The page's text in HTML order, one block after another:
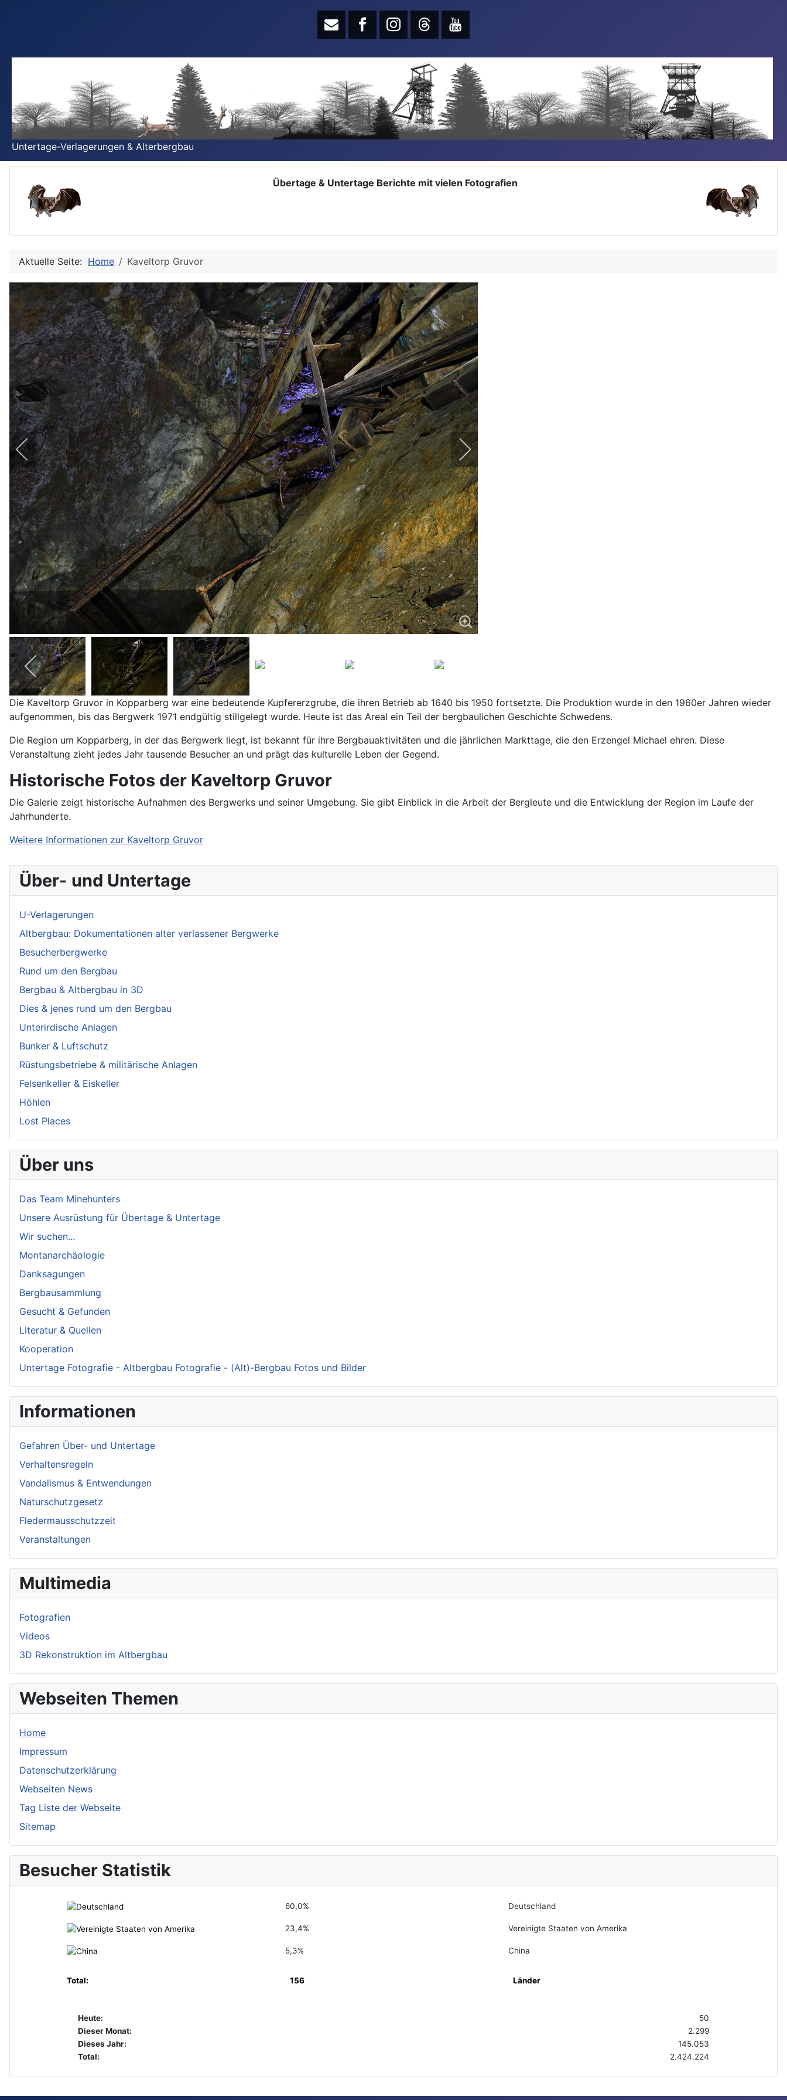
Untertage-Verlagerungen & Alterbergbau
Übertage & Untertage Berichte mit vielen Fotografien
Aktuelle Seite: Home Kaveltorp Gruvor
Die Kaveltorp Gruvor in Kopparberg war eine bedeutende Kupfererzgrube, die ihren Betrieb ab 1640 bis 1950 fortsetzte. Die Produktion wurde in den 1960er Jahren wieder
aufgenommen, bis das Bergwerk 1971 endgültig stillgelegt wurde. Heute ist das Areal ein Teil der bergbaulichen Geschichte Schwedens.
Die Region um Kopparberg, in der das Bergwerk liegt, ist bekannt für ihre Bergbauaktivitäten und die jährlichen Markttage, die den Erzengel Michael ehren. Diese
Veranstaltung zieht jedes Jahr tausende Besucher an und prägt das kulturelle Leben der Gegend.
Historische Fotos der Kaveltorp Gruvor
Die Galerie zeigt historische Aufnahmen des Bergwerks und seiner Umgebung. Sie gibt Einblick in die Arbeit der Bergleute und die Entwicklung der Region im Laufe der
Jahrhunderte.
Weitere Informationen zur Kaveltorp Gruvor
Über- und Untertage
U-Verlagerungen
Altbergbau: Dokumentationen alter verlassener Bergwerke
Besucherbergwerke
Rund um den Bergbau
Bergbau & Altbergbau in 3D
Dies & jenes rund um den Bergbau
Unterirdische Anlagen
Bunker & Luftschutz
Rüstungsbetriebe & militärische Anlagen
Felsenkeller & Eiskeller
Höhlen
Lost Places
Über uns
Das Team Minehunters
Unsere Ausrüstung für Übertage & Untertage
Wir suchen...
Montanarchäologie
Danksagungen
Bergbausammlung
Gesucht & Gefunden
Literatur & Quellen
Kooperation
Untertage Fotografie - Altbergbau Fotografie - (Alt)-Bergbau Fotos und Bilder
Informationen
Gefahren Über- und Untertage
Verhaltensregeln
Vandalismus & Entwendungen
Naturschutzgesetz
Fledermausschutzzeit
Veranstaltungen
Multimedia
Fotografien
Videos
3D Rekonstruktion im Altbergbau
Webseiten Themen
Home
Impressum
Datenschutzerklärung
Webseiten News
Tag Liste der Webseite
Sitemap
Besucher Statistik
60,0% Deutschland
23,4% Vereinigte Staaten von Amerika
5,3% China
Total: 156 Länder
Heute:
50
Dieser Monat:
2.299
Dieses Jahr:
145.053
Total:
2.424.224